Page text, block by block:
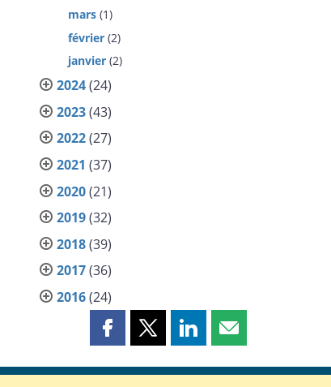
mars (1)
février (2)
janvier (2)
2024(24)
2023(43)
2022(27)
2021 (37)
2020(21)
2019(32)
2018(39)
2017(36)
2016(24)
Partager
page
Partager
page
Partager
page
Partager
page